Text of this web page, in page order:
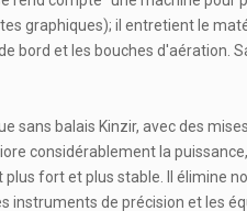
graphiques); il entretient le
bord et les bouches d'aération.
balais Kinzir, avec des
considérablement la
fort et plus stable. Il élimine
de précision et les